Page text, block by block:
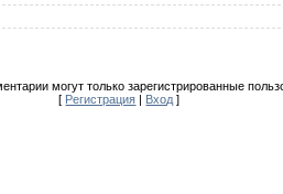
могут только зарегистрированные
[ Регистрация Вход ]